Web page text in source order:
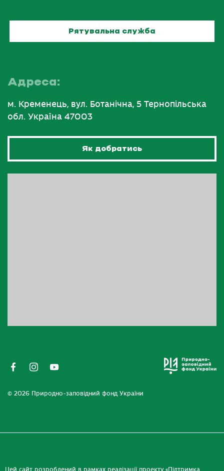
Рятувальна служба
Адреса:
м. Кременець, вул. Ботанічна, 5 Тернопільська
обл. Україна 47003
Як добратись
© 2026 Природно-заповідний фонд України
Цей сайт розроблений в рамках реалізації проекту «Підтримка